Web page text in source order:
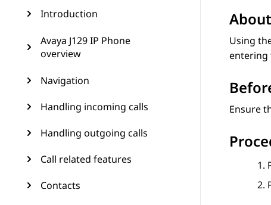
Introduction
Avaya J129 IP Phone
overview
Navigation
Handling incoming calls
Handling outgoing calls
Call related features
Contacts
Using
entering
Ensure